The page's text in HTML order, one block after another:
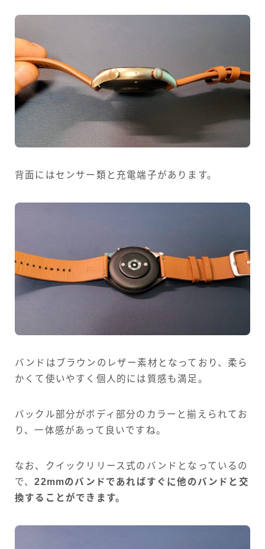
背面にはセンサー類と充電端子があります。
バンドはブラウンのレザー素材となっており、柔ら
かくて使いやすく個人的には質感も満足。
バックル部分がボディ部分のカラーと揃えられてお
り、一体感があって良いですね。
なお、クイックリリース式のバンドとなっているの
で、22mmのバンドであればすぐに他のバンドと交
換することができます。